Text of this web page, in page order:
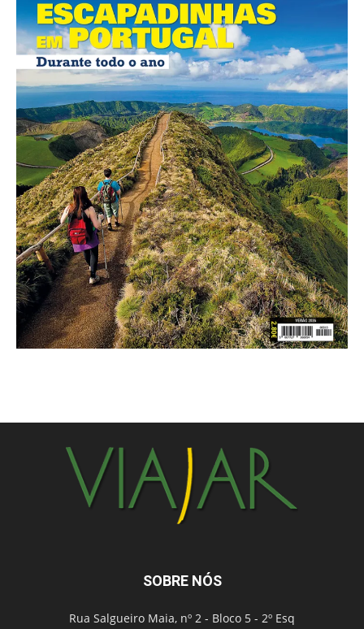
SOBRE NÓS
Rua Salgueiro Maia, nº 2 - Bloco 5 - 2º Esq